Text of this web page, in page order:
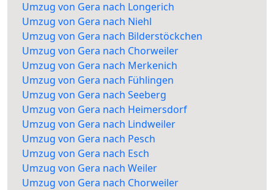
Umzug von Gera nach Longerich
Umzug von Gera nach Niehl
Umzug von Gera nach Bilderstöckchen
Umzug von Gera nach Chorweiler
Umzug von Gera nach Merkenich
Umzug von Gera nach Fühlingen
Umzug von Gera nach Seeberg
Umzug von Gera nach Heimersdorf
Umzug von Gera nach Lindweiler
Umzug von Gera nach Pesch
Umzug von Gera nach Esch
Umzug von Gera nach Weiler
Umzug von Gera nach Chorweiler